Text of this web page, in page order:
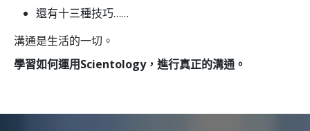
還有十三種技巧……
溝通是生活的一切。
學習如何運用Scientology，進行真正的溝通。